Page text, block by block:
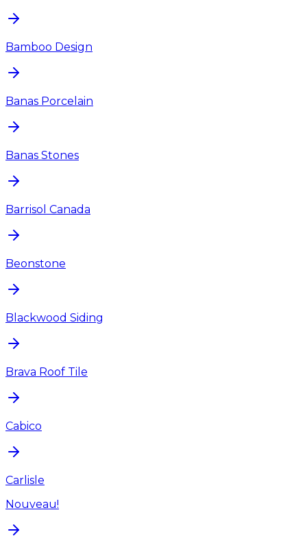
Bamboo Design
Banas Porcelain
Banas Stones
Barrisol Canada
Beonstone
Blackwood Siding
Brava Roof Tile
Cabico
Carlisle
Nouveau!